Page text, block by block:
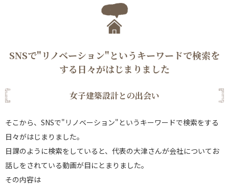
SNSで"リノベーション"というキーワードで検索を
する日々がはじまりました
女子建築設計との出会い
そこから、SNSで"リノベーション"というキーワードで検索をする
日々がはじまりました。
日課のように検索をしていると、代表の大津さんが会社についてお
話しをされている動画が目にとまりました。
その内容は